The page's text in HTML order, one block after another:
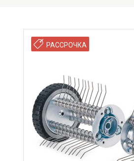
РАССРОЧКА